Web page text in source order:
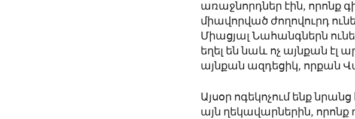
առաջնորդներ էին, որոնք
միավորված ժողովուրդ
Միացյալ Նահանգներն
եղել են նաև ոչ այնքան էլ
այնքան ազդեցիկ, որքան
Այսօր ոգեկոչում ենք
այն ղեկավարներին,